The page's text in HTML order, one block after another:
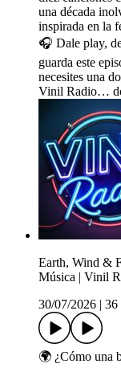
una década
inspirada en la
🎧 Dale play,
guarda este
necesites una
Vinil Radio…
Earth, Wind &
Música | Vinil
30/07/2026
36
🌍 ¿Cómo una